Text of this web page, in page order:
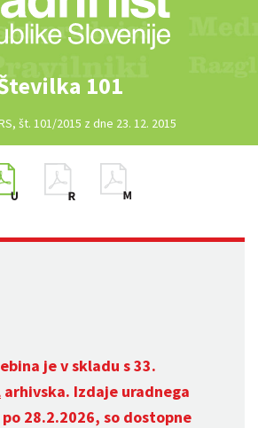
101
št. 101/2015 z dne 23. 12. 2015
je v skladu s 33.
arhivska. Izdaje uradnega
28.2.2026, so dostopne